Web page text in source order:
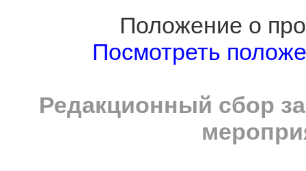
Положение о
Посмотреть
Редакционный сбор